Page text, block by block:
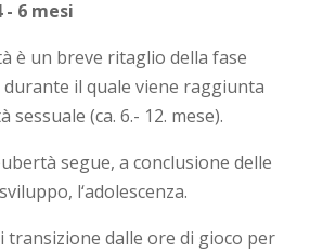
- 6 mesi
è un breve ritaglio della fase
durante il quale viene raggiunta
sessuale (ca. 6.- 12. mese).
segue, a conclusione delle
l‘adolescenza.
transizione dalle ore di gioco per